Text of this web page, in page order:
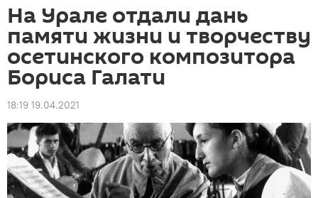
На Урале отдали дань
памяти жизни и творчеству
осетинского композитора
Бориса Галати
18:19 19.04.2021